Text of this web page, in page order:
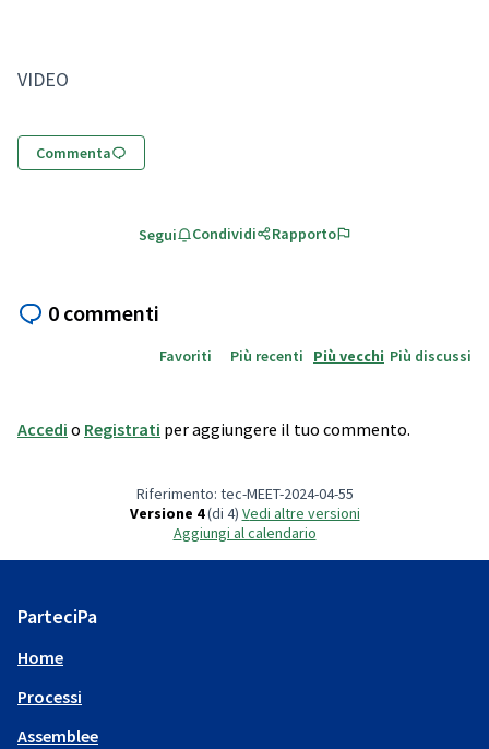
VIDEO
Commenta
Segui Condividi Rapporto
0 commenti
Favoriti Più recenti Più vecchi Più discussi
Accedi o Registrati per aggiungere il tuo commento.
Riferimento: tec-MEET-2024-04-55
Versione 4(di 4) vedi altre versioni
Aggiungi al calendario
ParteciPa
Home
Processi
Assemblee